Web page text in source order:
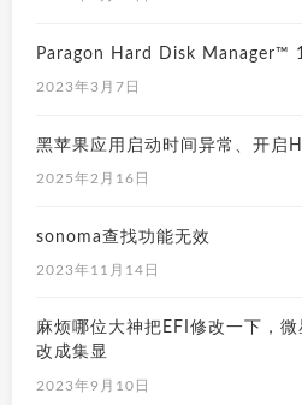
Paragon Hard Disk Manager™
2023年3月7日
黑苹果应用启动时间异常、开启
2025年2月16日
sonoma查找功能无效
2023年11月14日
麻烦哪位大神把EFI修改一下，
改成集显
2023年9月10日